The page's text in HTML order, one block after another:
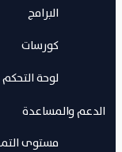
البرامج
كورسات
لوحة التحكم
الدعم والمساعدة
مستوى